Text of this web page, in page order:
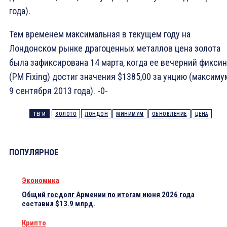
года).
Тем временем максимальная в текущем году на
Лондонском рынке драгоценных металлов цена золота
была зафиксирована 14 марта, когда ее вечерний
(PM Fixing) достиг значения $1385,00 за унцию
9 сентября 2013 года). -0-
ТЕГИ ЗОЛОТО ЛОНДОН МИНИМУМ ОБНОВЛЕНИЕ ЦЕНА
ПОПУЛЯРНОЕ
Экономика
Общий госдолг Армении по итогам июня 2026 года
составил $13.9 млрд.
Крипто